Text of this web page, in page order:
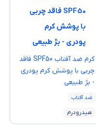
کرم ضد آفتاب SPF50 فاقد
چربی با پوشش کرم پودری
- بژ طبیعی
ضد آفتاب
هیدرودرم